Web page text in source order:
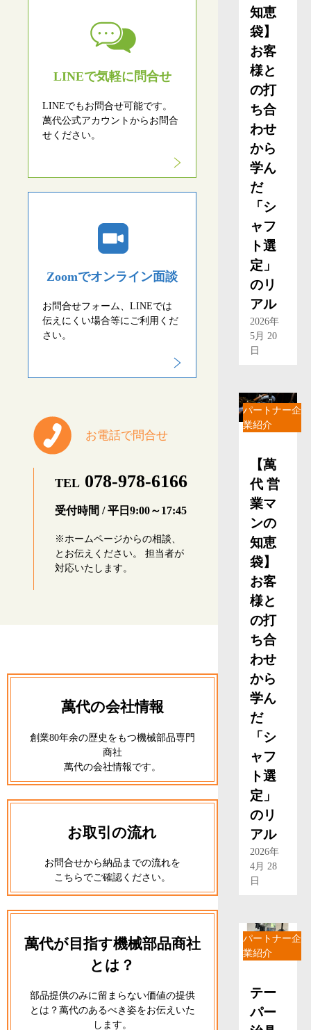
知恵
袋】
お客
様と
の打
ち合
わせ
から
学ん
だ
「シ
ャフ
ト選
定」
のリ
アル
2026年
5月 20
日
パートナー企
業紹介
【萬
代 営
業マ
ンの
知恵
袋】
お客
様と
の打
ち合
わせ
から
学ん
だ
「シ
ャフ
ト選
定」
のリ
アル
2026年
4月 28
日
パートナー企
業紹介
テー
パー
LINEで気軽に問合せ
LINEでもお問合せ可能です。
萬代公式アカウントからお問合
せください。
Zoomでオンライン面談
お問合せフォーム、LINEでは
伝えにくい場合等にご利用くだ
さい。
お電話で問合せ
TEL 078-978-6166
受付時間 / 平日9:00～17:45
※ホームページからの相談、
とお伝えください。 担当者が
対応いたします。
萬代の会社情報
創業80年余の歴史をもつ機械部品専門
商社
萬代の会社情報です。
お取引の流れ
お問合せから納品までの流れを
こちらでご確認ください。
萬代が目指す機械部品商社
とは？
部品提供のみに留まらない価値の提供
とは？萬代のあるべき姿をお伝えいた
します。